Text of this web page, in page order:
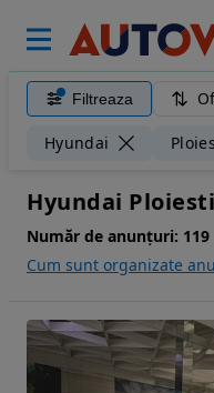
Filtreaza
Hyundai
Hyundai
Număr de anunțuri: 119
Cum sunt organizate